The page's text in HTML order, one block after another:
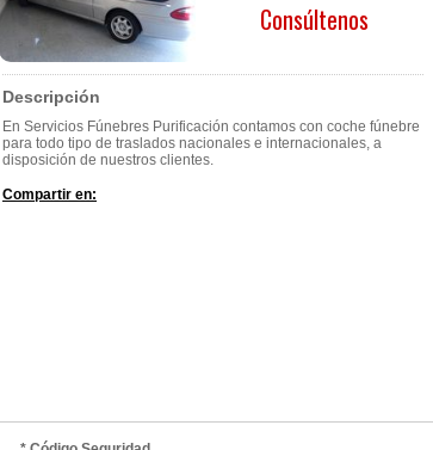
Consúltenos
Descripción
En Servicios Fúnebres Purificación contamos con coche fúnebre
para todo tipo de traslados nacionales e internacionales, a
disposición de nuestros clientes.
Compartir en: